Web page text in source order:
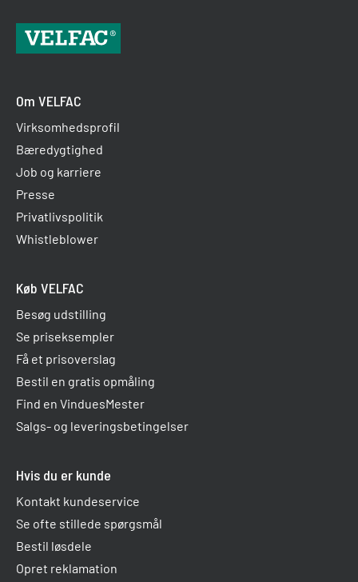
Om VELFAC
Virksomhedsprofil
Bæredygtighed
Job og karriere
Presse
Privatlivspolitik
Whistleblower
Køb VELFAC
Besøg udstilling
Se priseksempler
Få et prisoverslag
Bestil en gratis opmåling
Find en VinduesMester
Salgs- og leveringsbetingelser
Hvis du er kunde
Kontakt kundeservice
Se ofte stillede spørgsmål
Bestil løsdele
Opret reklamation